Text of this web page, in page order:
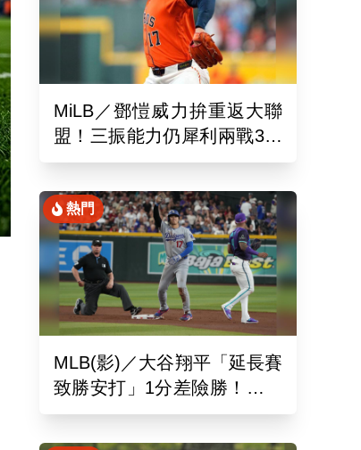
MiLB／鄧愷威力拚重返大聯
盟！三振能力仍犀利兩戰3局
狂飆6K
熱門
MLB(影)／大谷翔平「延長賽
致勝安打」1分差險勝！道奇
終止本季最長7連敗低潮